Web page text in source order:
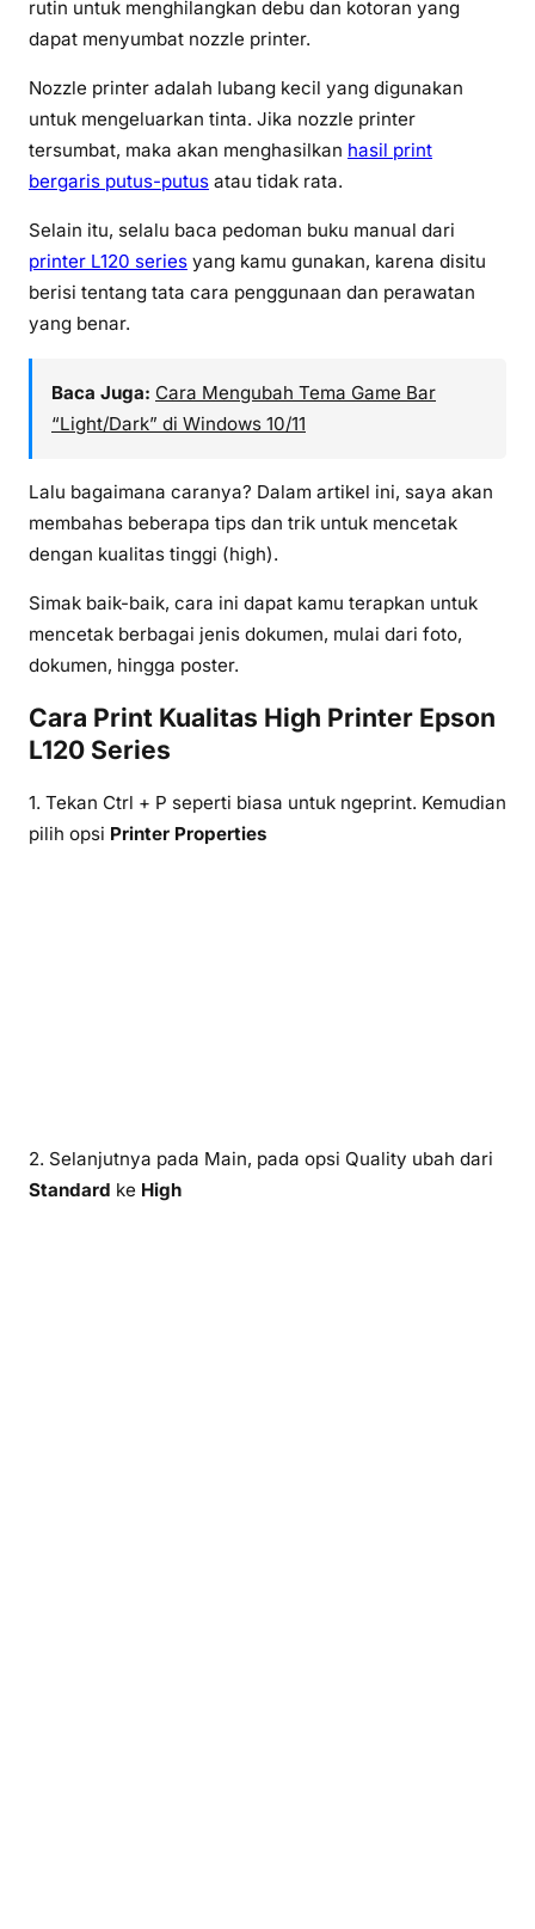
rutin untuk menghilangkan debu dan kotoran yang
dapat menyumbat nozzle printer.
Nozzle printer adalah lubang kecil yang digunakan
untuk mengeluarkan tinta. Jika nozzle printer
tersumbat, maka akan menghasilkan hasil print
bergaris putus-putus atau tidak rata.
Selain itu, selalu baca pedoman buku manual dari
printer L120 series yang kamu gunakan, karena disitu
berisi tentang tata cara penggunaan dan perawatan
yang benar.
Baca Juga: Cara Mengubah Tema Game Bar
“Light/Dark” di Windows 10/11
Lalu bagaimana caranya? Dalam artikel ini, saya akan
membahas beberapa tips dan trik untuk mencetak
dengan kualitas tinggi (high).
Simak baik-baik, cara ini dapat kamu terapkan untuk
mencetak berbagai jenis dokumen, mulai dari foto,
dokumen, hingga poster.
Cara Print Kualitas High Printer Epson
L120 Series
1. Tekan Ctrl + P seperti biasa untuk ngeprint. Kemudian
pilih opsi Printer Properties
2. Selanjutnya pada Main, pada opsi Quality ubah dari
Standard ke High